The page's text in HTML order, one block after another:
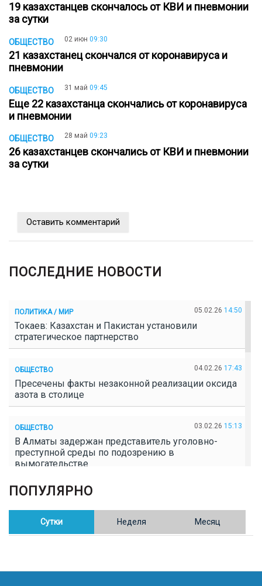
19 казахстанцев скончалось от КВИ и пневмонии
за сутки
ОБЩЕСТВО 02 июн 09:30
21 казахстанец скончался от коронавируса и
пневмонии
ОБЩЕСТВО 31 май 09:45
Еще 22 казахстанца скончались от коронавируса
и пневмонии
ОБЩЕСТВО 28 май 09:23
26 казахстанцев скончались от КВИ и пневмонии
за сутки
Оставить комментарий
ПОСЛЕДНИЕ НОВОСТИ
ПОЛИТИКА / МИР 05.02.26 14:50
Токаев: Казахстан и Пакистан установили
стратегическое партнерство
ОБЩЕСТВО 04.02.26 17:43
Пресечены факты незаконной реализации оксида
азота в столице
ОБЩЕСТВО 03.02.26 15:13
В Алматы задержан представитель уголовно-
преступной среды по подозрению в
вымогательстве
ОБЩЕСТВО
Полицейские пресекли незаконное выращивание
конопли в Таразе
Казахстан возглавил Договор о зоне, свободной от
ПОПУЛЯРНО
Сутки Неделя Месяц